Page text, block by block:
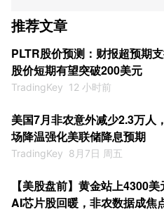
推荐文章
PLTR股价预测：财报超预期支
股价短期有望突破200美元
TradingKey 12 小时前
美国7月非农意外减少2.3万人
场降温强化美联储降息预期
TradingKey 8月7日 周五
【美股盘前】黄金站上4300美
AI芯片股回暖，非农数据成焦